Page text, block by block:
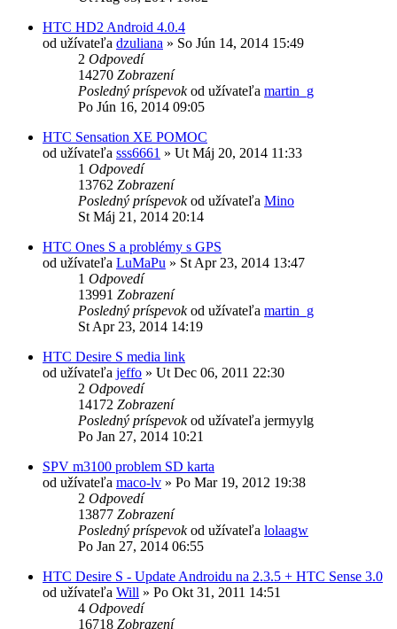
HTC HD2 Android 4.0.4
od užívateľa dzuliana » So Jún 14, 2014 15:49
2 Odpovedí
14270 Zobrazení
Posledný príspevokod užívateľa martin_g
Po Jún 16, 2014 09:05
HTC Sensation XE POMOC
od užívateľa sss6661 » Ut Máj 20, 2014 11:33
1 Odpovedí
13762 Zobrazení
Posledný príspevokod užívateľa Mino
St Máj 21, 2014 20:14
HTC Ones S a problémy s GPS
od užívateľa LuMaPu » St Apr 23, 2014 13:47
1 Odpovedí
13991 Zobrazení
Posledný príspevokod užívateľa martin_g
St Apr 23, 2014 14:19
HTC Desire S media link
od užívateľa jeffo » Ut Dec 06, 2011 22:30
2 Odpovedí
14172 Zobrazení
Posledný príspevokod užívateľa jermyylg
Po Jan 27, 2014 10:21
SPV m3100 problem SD karta
od užívateľa maco-lv » Po Mar 19, 2012 19:38
2 Odpovedí
13877 Zobrazení
Posledný príspevokod užívateľa lolaagw
Po Jan 27, 2014 06:55
HTC Desire S - Update Androidu na 2.3.5 + HTC Sense 3.0
od užívateľa Will » Po Okt 31, 2011 14:51
4 Odpovedí
16718 Zobrazení